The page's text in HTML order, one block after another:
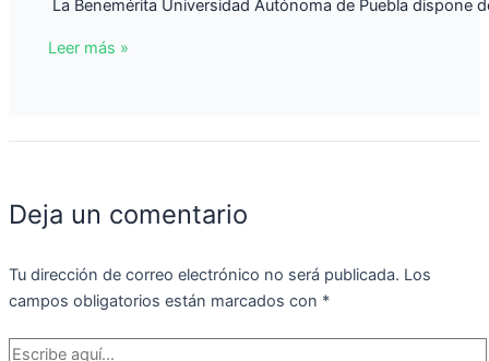
La Benemérita Universidad Autónoma de Puebla dispone
Leer más »
Deja un comentario
Tu dirección de correo electrónico no será publicada. Los
campos obligatorios están marcados con *
Escribe